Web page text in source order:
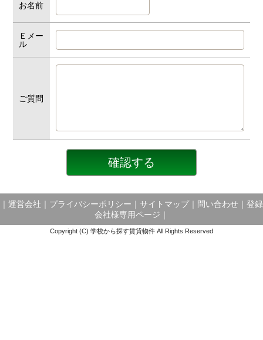
お名前
Ｅメー
ル
ご質問
運営会社 プライバシーポリシー サイトマップ｜ 問い合わせ
登録
会社様専用ページ
Copyright (C) 学校から探す賃貸物件 All Rights Reserved